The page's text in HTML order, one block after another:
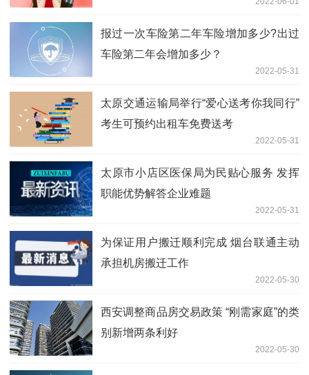
报过一次车险第二年车险增加多少?出过
车险第二年会增加多少？
2022-05-31
太原交通运输局举行“爱心送考你我同行”
考生可预约出租车免费送考
2022-05-31
太原市小店区医保局为民贴心服务 发挥
职能优势解答企业难题
2022-05-31
为保证用户搬迁顺利完成 烟台联通主动
承担机房搬迁工作
2022-05-30
西安调整商品房交易政策 “刚需家庭”的类
别新增两条利好
2022-05-30